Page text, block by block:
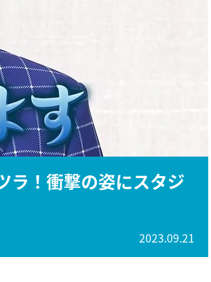
ラ！衝撃の姿にスタジ
2023.09.21